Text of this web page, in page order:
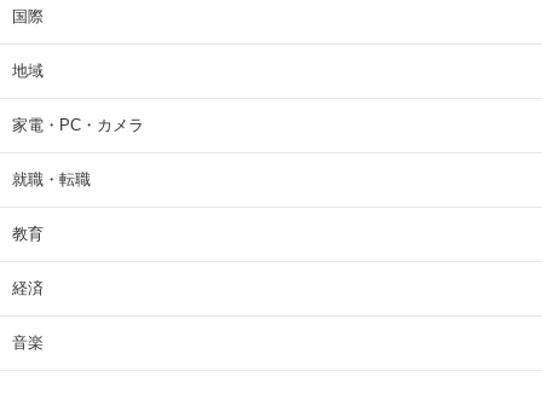
国際
地域
家電・PC・カメラ
就職・転職
教育
経済
音楽